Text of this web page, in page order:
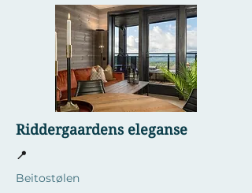
Riddergaardens eleganse
📍
Beitostølen